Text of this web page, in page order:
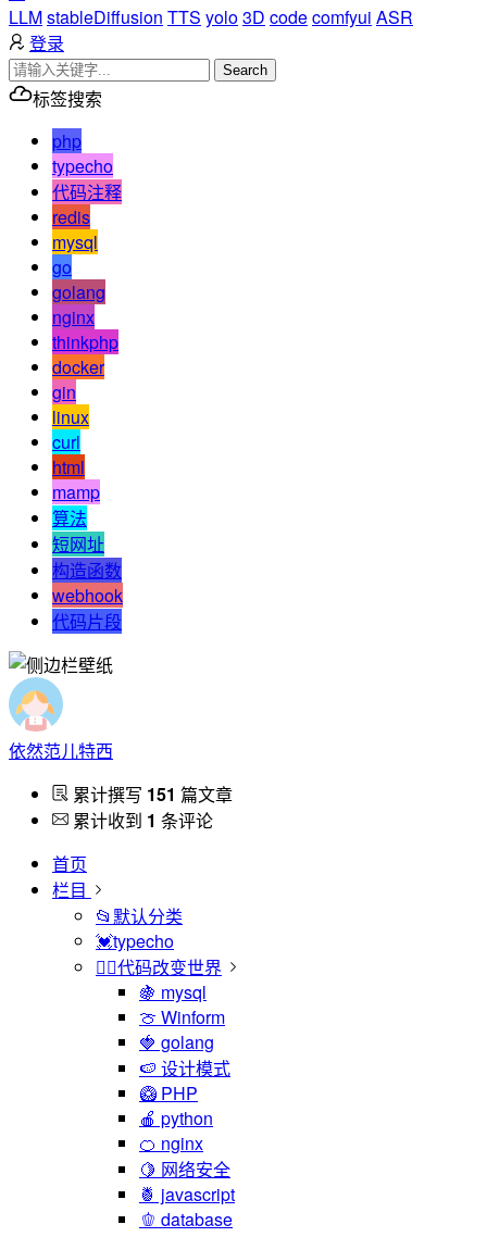
LLMstableDiffusion TTS yolo3D codecomfyui ASR
登录
Search
标签搜索
php
typecho
代码注释
redis
mysql
go
golang
nginx
thinkphp
docker
gin
linux
curl
html
mamp
算法
短网址
构造函数
webhook
代码片段
依然范儿特西
累计撰写 151 篇文章
累计收到 1 条评论
首页
栏目
📂默认分类
💓typecho
🏳️‍🌈代码改变世界
🍇 mysql
🍈 Winform
🍓 golang
🍉 设计模式
🥝 PHP
🍎 python
🍊 nginx
🍋 网络安全
🍍 javascript
🫑 database